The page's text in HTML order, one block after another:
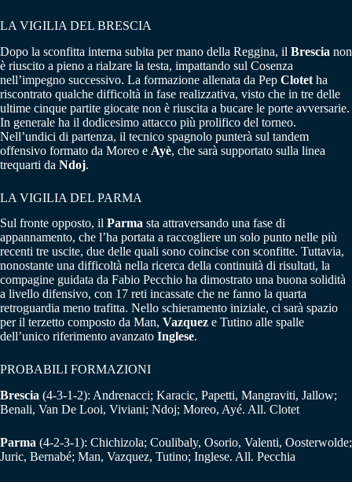
LA VIGILIA DEL BRESCIA
Dopo la sconfitta interna subita per mano della Reggina, il Brescia non
è riuscito a pieno a rialzare la testa, impattando sul Cosenza
nell’impegno successivo. La formazione allenata da Pep Clotet ha
riscontrato qualche difficoltà in fase realizzativa, visto che in tre delle
ultime cinque partite giocate non è riuscita a bucare le porte avversarie.
In generale ha il dodicesimo attacco più prolifico del torneo.
Nell’undici di partenza, il tecnico spagnolo punterà sul tandem
offensivo formato da Moreo e Ayè, che sarà supportato sulla linea
trequarti da Ndoj.
LA VIGILIA DEL PARMA
Sul fronte opposto, il Parma sta attraversando una fase di
appannamento, che l’ha portata a raccogliere un solo punto nelle più
recenti tre uscite, due delle quali sono coincise con sconfitte. Tuttavia,
nonostante una difficoltà nella ricerca della continuità di risultati, la
compagine guidata da Fabio Pecchio ha dimostrato una buona solidità
a livello difensivo, con 17 reti incassate che ne fanno la quarta
retroguardia meno trafitta. Nello schieramento iniziale, ci sarà spazio
per il terzetto composto da Man, Vazquez e Tutino alle spalle
dell’unico riferimento avanzato Inglese.
PROBABILI FORMAZIONI
Brescia (4-3-1-2): Andrenacci; Karacic, Papetti, Mangraviti, Jallow;
Benali, Van De Looi, Viviani; Ndoj; Moreo, Ayé. All. Clotet
Parma (4-2-3-1): Chichizola; Coulibaly, Osorio, Valenti, Oosterwolde;
Juric, Bernabé; Man, Vazquez, Tutino; Inglese. All. Pecchia